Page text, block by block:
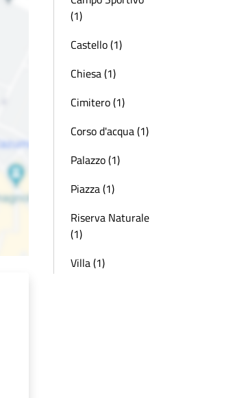
(1)
Castello (1)
Chiesa (1)
Cimitero (1)
Corso d'acqua (1)
Palazzo (1)
Piazza (1)
Riserva Naturale
(1)
Villa (1)